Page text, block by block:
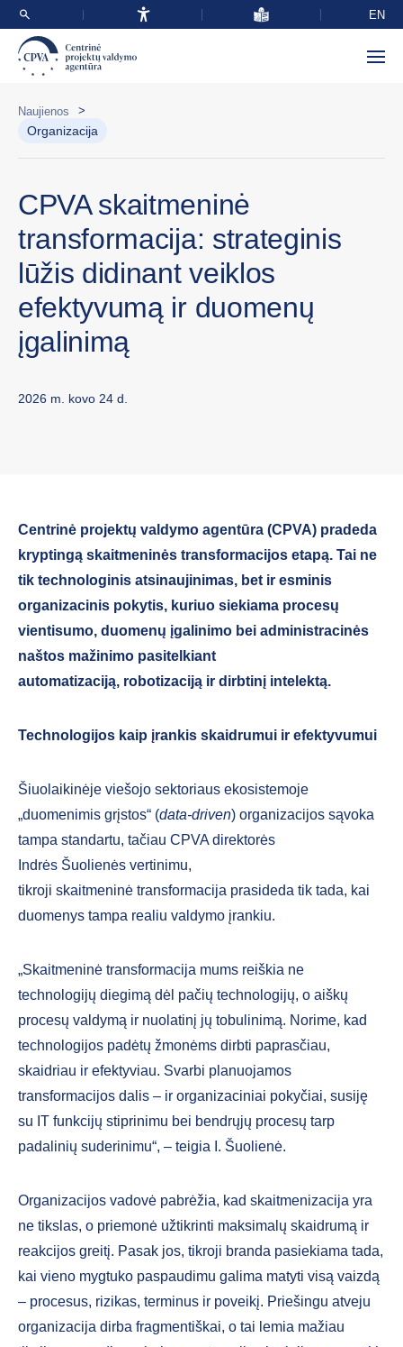
EN
Naujienos >
Organizacija
CPVA skaitmeninė
transformacija: strateginis
lūžis didinant veiklos
efektyvumą ir duomenų
įgalinimą
2026 m. kovo 24 d.
Centrinė projektų valdymo agentūra (CPVA) pradeda
kryptingą skaitmeninės transformacijos etapą. Tai ne
tik technologinis atsinaujinimas, bet ir esminis
organizacinis pokytis, kuriuo siekiama procesų
vientisumo, duomenų įgalinimo bei administracinės
naštos mažinimo pasitelkiant
automatizaciją, robotizaciją ir dirbtinį intelektą.
Technologijos kaip įrankis skaidrumui ir efektyvumui
Šiuolaikinėje viešojo sektoriaus ekosistemoje
„duomenimis grįstos“ (data-driven) organizacijos sąvoka
tampa standartu, tačiau CPVA direktorės
Indrės Šuolienės vertinimu,
tikroji skaitmeninė transformacija prasideda tik tada, kai
duomenys tampa realiu valdymo įrankiu.
„Skaitmeninė transformacija mums reiškia ne
technologijų diegimą dėl pačių technologijų, o aiškų
procesų valdymą ir nuolatinį jų tobulinimą. Norime, kad
technologijos padėtų žmonėms dirbti paprasčiau,
skaidriau ir efektyviau. Svarbi planuojamos
transformacijos dalis – ir organizaciniai pokyčiai, susiję
su IT funkcijų stiprinimu bei bendrųjų procesų tarp
padalinių suderinimu“, – teigia I. Šuolienė.
Organizacijos vadovė pabrėžia, kad skaitmenizacija yra
ne tikslas, o priemonė užtikrinti maksimalų skaidrumą ir
reakcijos greitį. Pasak jos, tikroji branda pasiekiama tada,
kai vieno mygtuko paspaudimu galima matyti visą vaizdą
– procesus, rizikas, terminus ir poveikį. Priešingu atveju
organizacija dirba fragmentiškai, o tai lemia mažiau